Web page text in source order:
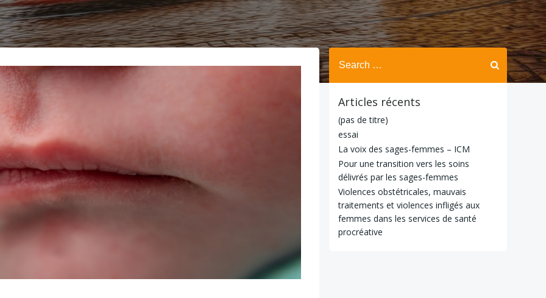
Search
for:
Articles récents
(pas de titre)
essai
La voix des sages-femmes – ICM
Pour une transition vers les soins
délivrés par les sages-femmes
Violences obstétricales, mauvais
traitements et violences infligés aux
femmes dans les services de santé
procréative